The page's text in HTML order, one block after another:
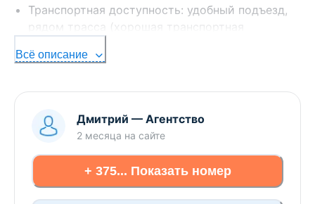
Транспортная доступность: удобный подъезд,
рядом трасса (хорошая транспортная
Участок в полном порядке: земля обработана.
Коммуникации: электричество, газ, вода,
канализация.
Быстрый выход на сделку.
Окажем помощь при продаже вашей
недвижимости для покупки данного объекта.
Всё описание
Дмитрий — Агентство
2 месяца на сайте
+ 375... Показать номер